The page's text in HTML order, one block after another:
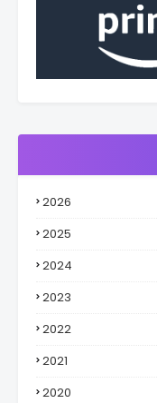
2026
2025
2024
2023
2022
2021
2020